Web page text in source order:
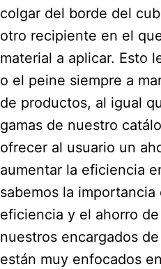
colgar del borde del
otro recipiente en el
material a aplicar. Esto
o el peine siempre a
de productos, al igual
gamas de nuestro
ofrecer al usuario un
aumentar la eficiencia
sabemos la
eficiencia y el ahorro
nuestros encargados
están muy enfocados